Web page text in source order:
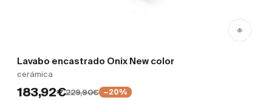
Lavabo encastrado Onix New color
cerámica
183,92€229,90€ −20%